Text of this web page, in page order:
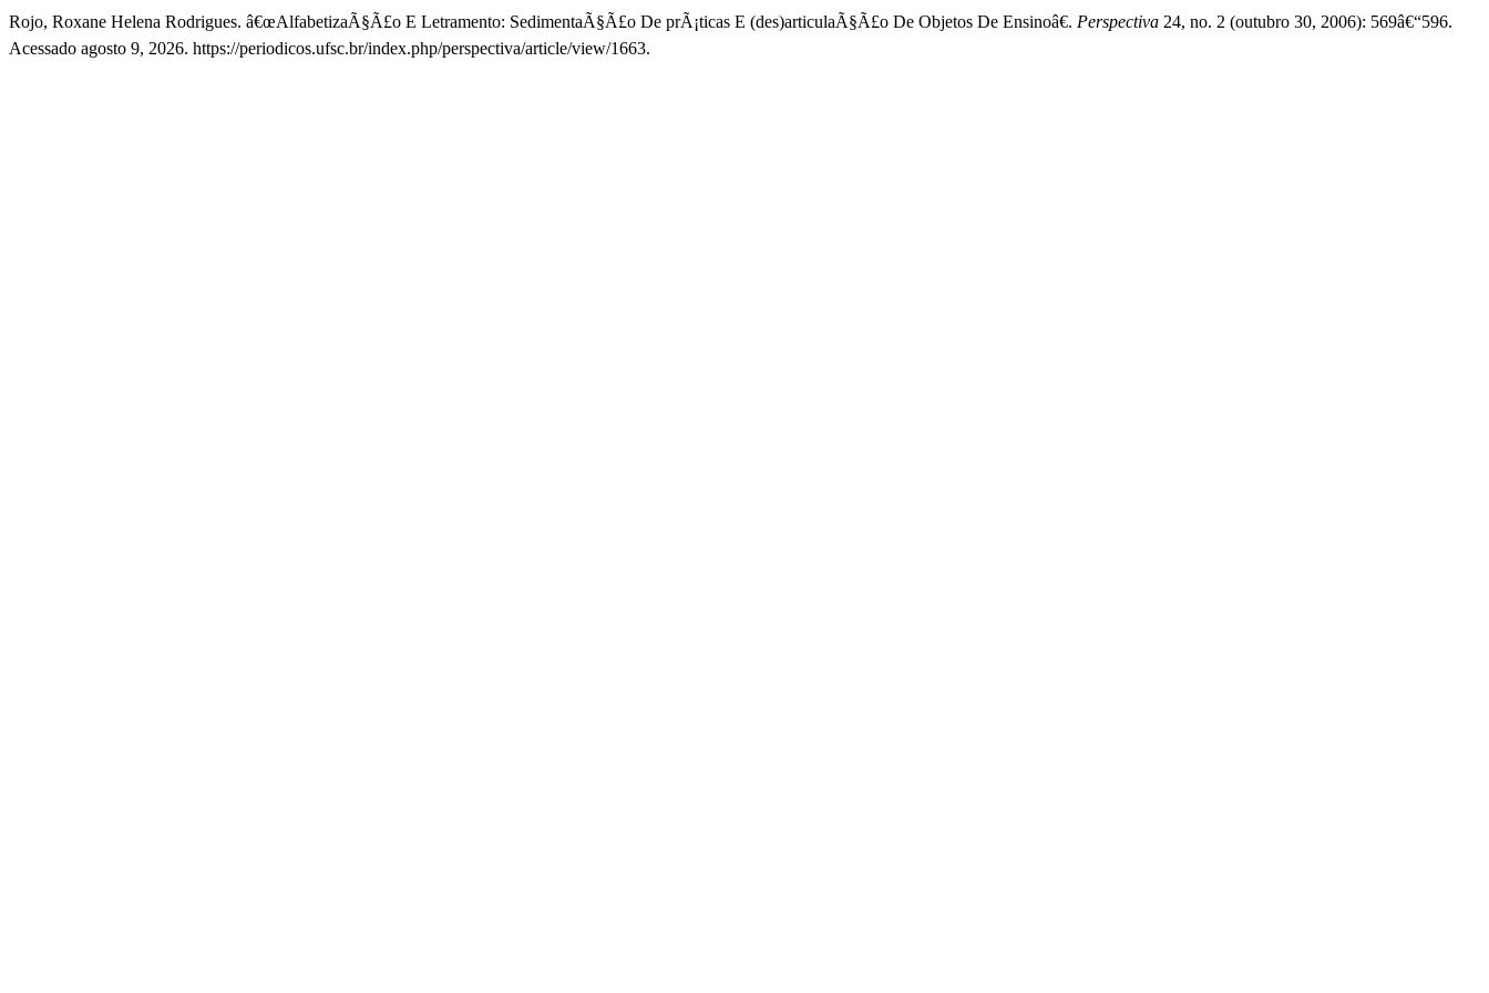
Rojo, Roxane Helena Rodrigues. â€œAlfabetizaÃ§Ã£o E Letramento: SedimentaÃ§Ã£o De prÃ¡ticas E (des)articulaÃ§Ã£o De Objetos De Ensinoâ€. Perspectiva 24, no. 2 (outubro 30, 2006): 569â€“596.
Acessado agosto 9, 2026. https://periodicos.ufsc.br/index.php/perspectiva/article/view/1663.